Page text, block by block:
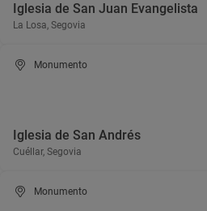
Iglesia de San Juan Evangelista
La Losa, Segovia
Monumento
Iglesia de San Andrés
Cuéllar, Segovia
Monumento